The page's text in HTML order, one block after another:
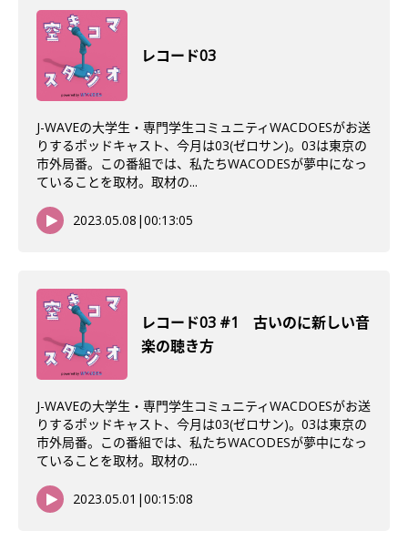
レコード03
J-WAVEの大学生・専門学生コミュニティWACDOESがお送
りするポッドキャスト、今月は03(ゼロサン)。03は東京の
市外局番。この番組では、私たちWACODESが夢中になっ
ていることを取材。取材の...
2023.05.08 |00:13:05
レコード03 #1 古いのに新しい音
楽の聴き方
J-WAVEの大学生・専門学生コミュニティWACDOESがお送
りするポッドキャスト、今月は03(ゼロサン)。03は東京の
市外局番。この番組では、私たちWACODESが夢中になっ
ていることを取材。取材の...
2023.05.01 |00:15:08